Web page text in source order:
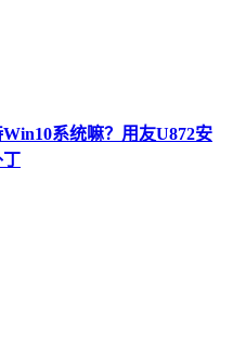
系统嘛？用友U872安
丁